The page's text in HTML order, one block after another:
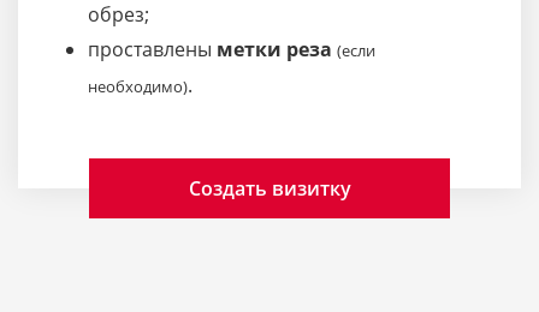
обрез;
проставлены метки реза (если
необходимо).
Создать визитку